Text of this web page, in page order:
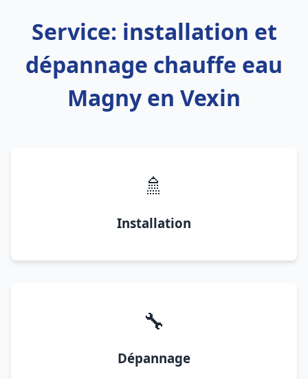
Service: installation et
dépannage chauffe eau
Magny en Vexin
🚿
Installation
🔧
Dépannage